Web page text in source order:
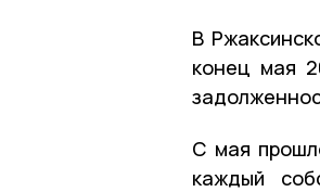
В
конец мая
С мая
каждый